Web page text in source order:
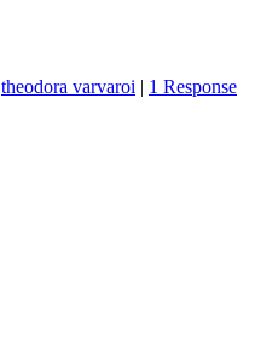
theodora varvaroi | 1 Response